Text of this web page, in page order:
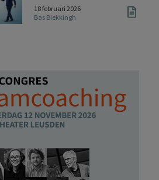
18 februari 2026
Bas Blekkingh